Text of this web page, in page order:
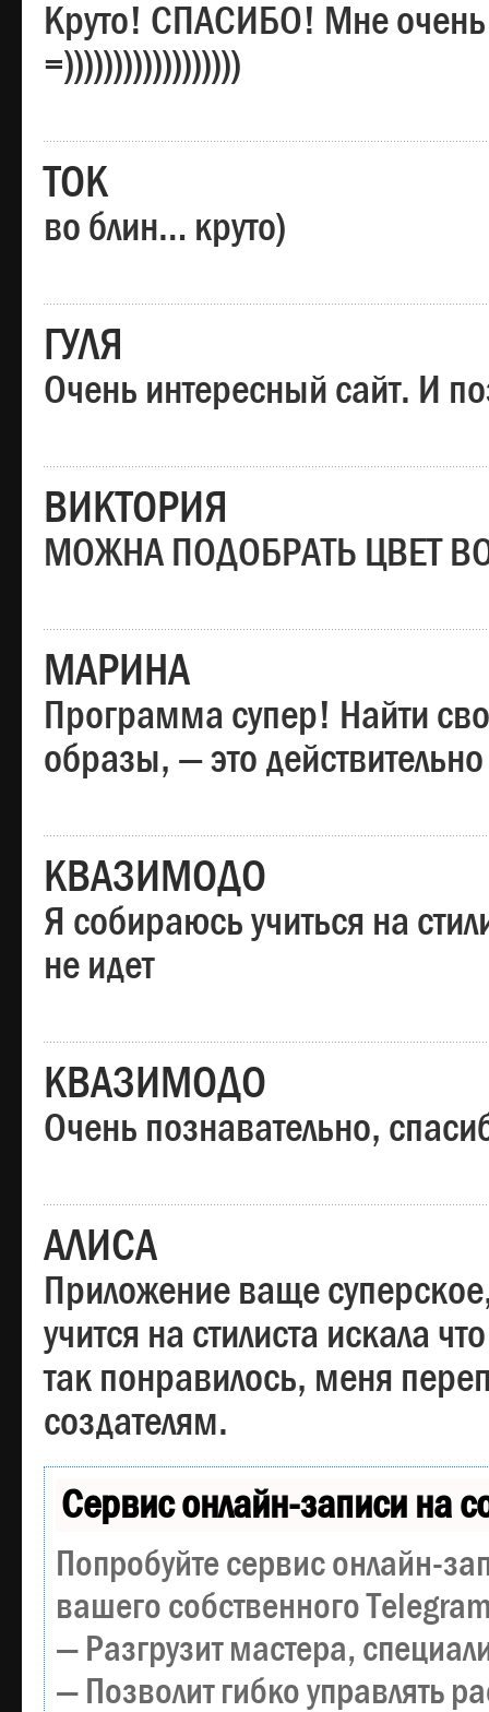
Круто! СПАСИБО! Мне
=))))))))))))))))))
ТОК
во блин… круто)
ГУЛЯ
Очень интересный сайт. И
ВИКТОРИЯ
МОЖНА ПОДОБРАТЬ ЦВЕТ
МАРИНА
Программа супер! Найти
образы, — это
КВАЗИМОДО
Я собираюсь учиться на
не идет
КВАЗИМОДО
Очень познавательно,
АЛИСА
Приложение ваще
учится на стилиста искала
так понравилось, меня
создателям.
Сервис онлайн-записи на
Попробуйте сервис онлайн-
вашего собственного
— Разгрузит мастера,
— Позволит гибко управлять